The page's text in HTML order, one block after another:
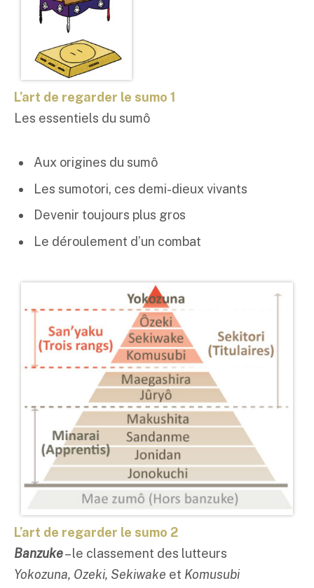
L’art de regarder le sumo 1
Les essentiels du sumô
Aux origines du sumô
Les sumotori, ces demi-dieux vivants
Devenir toujours plus gros
Le déroulement d’un combat
L’art de regarder le sumo 2
Banzuke– le classement des lutteurs
Yokozuna, Ozeki, Sekiwake et Komusubi